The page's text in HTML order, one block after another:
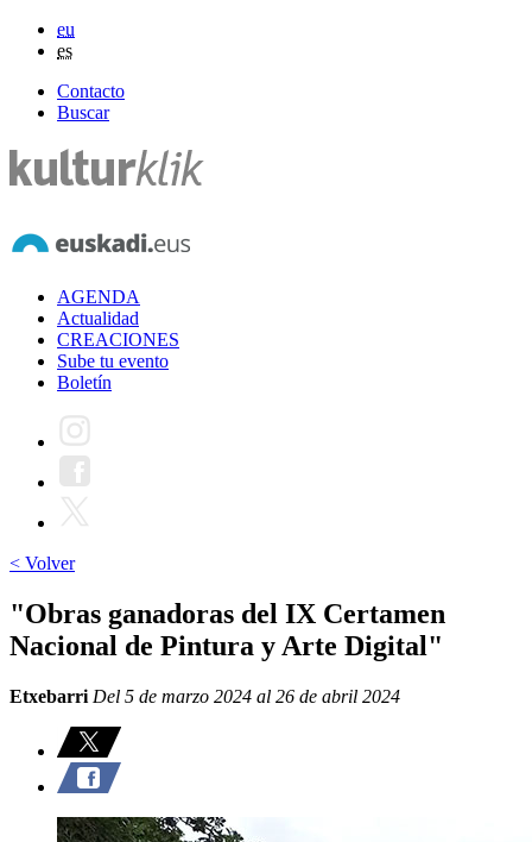
eu
es
Contacto
Buscar
AGENDA
Actualidad
CREACIONES
Sube tu evento
Boletín
< Volver
"Obras ganadoras del IX Certamen
Nacional de Pintura y Arte Digital"
Etxebarri Del 5 de marzo 2024 al 26 de abril 2024